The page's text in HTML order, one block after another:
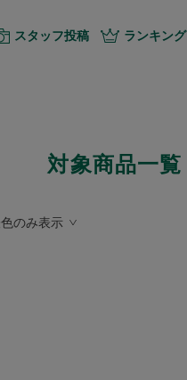
スタッフ投稿 ランキング
対象商品一覧
のみ表示